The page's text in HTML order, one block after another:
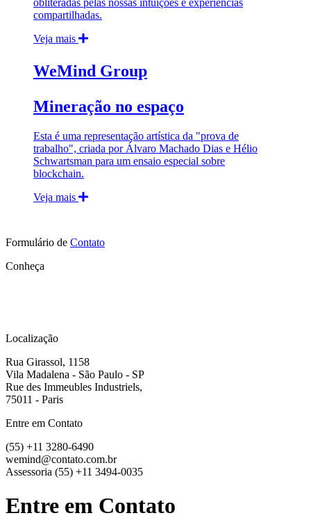
obliteradas pelas nossas intuições e experiências
compartilhadas.
Veja mais
WeMind Group
Mineração no espaço
Esta é uma representação artística da "prova de
trabalho", criada por Álvaro Machado Dias e Hélio
Schwartsman para um ensaio especial sobre
blockchain.
Veja mais
Formulário de Contato
Conheça
Localização
Rua Girassol, 1158
Vila Madalena - São Paulo - SP
Rue des Immeubles Industriels,
75011 - Paris
Entre em Contato
(55) +11 3280-6490
wemind@contato.com.br
Assessoria (55) +11 3494-0035
Entre em Contato